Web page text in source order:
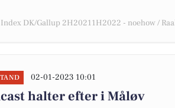
DK/Gallup 2H20211H2022 - noehow /
02-01-2023 10:01
halter efter i Måløv